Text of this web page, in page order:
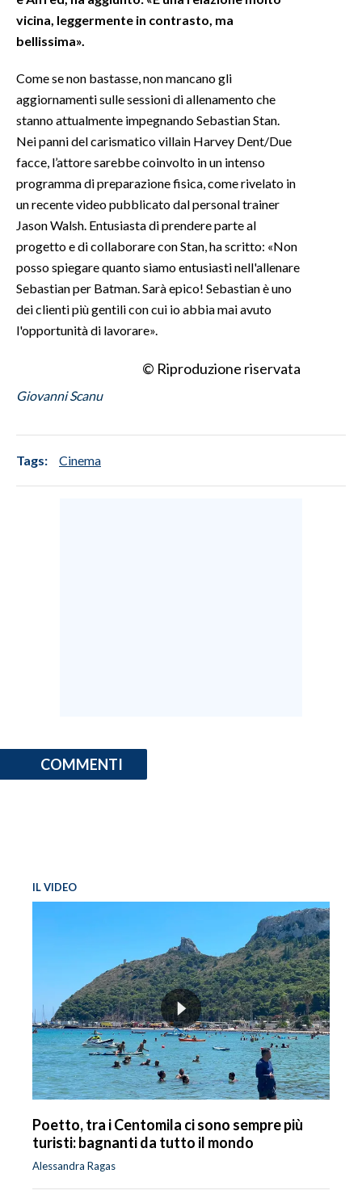
vicina, leggermente in contrasto, ma
bellissima».
Come se non bastasse, non mancano gli
aggiornamenti sulle sessioni di allenamento che
stanno attualmente impegnando Sebastian Stan.
Nei panni del carismatico villain Harvey Dent/Due
facce, l’attore sarebbe coinvolto in un intenso
programma di preparazione fisica, come rivelato in
un recente video pubblicato dal personal trainer
Jason Walsh. Entusiasta di prendere parte al
progetto e di collaborare con Stan, ha scritto: «Non
posso spiegare quanto siamo entusiasti nell'allenare
Sebastian per Batman. Sarà epico! Sebastian è uno
dei clienti più gentili con cui io abbia mai avuto
l'opportunità di lavorare».
© Riproduzione riservata
Giovanni Scanu
Tags: Cinema
COMMENTI
IL VIDEO
Poetto, tra i Centomila ci sono sempre più
turisti: bagnanti da tutto il mondo
Alessandra Ragas